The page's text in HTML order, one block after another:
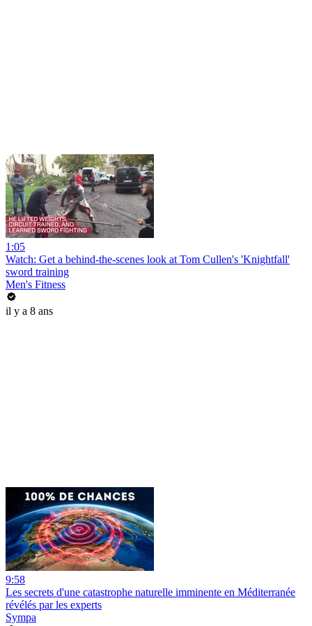
1:05
Watch: Get a behind-the-scenes look at Tom Cullen's 'Knightfall'
sword training
Men's Fitness
il y a 8 ans
9:58
Les secrets d'une catastrophe naturelle imminente en Méditerranée
révélés par les experts
Sympa